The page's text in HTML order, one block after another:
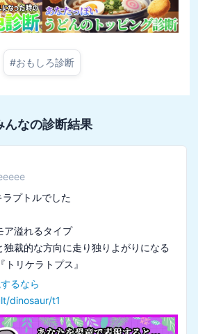
#おもしろ診断
んなの診断結果
プトルでした
ア溢れるタイプ
裁的な方向に走り独りよがりになる
るなら
dinosaur/t1